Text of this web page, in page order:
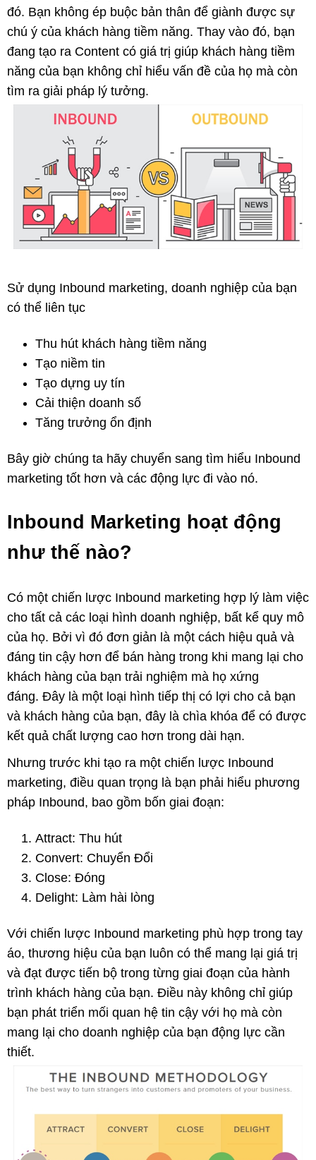
đó. Bạn không ép buộc bản thân để giành được sự
chú ý của khách hàng tiềm năng. Thay vào đó, bạn
đang tạo ra Content có giá trị giúp khách hàng tiềm
năng của bạn không chỉ hiểu vấn đề của họ mà còn
tìm ra giải pháp lý tưởng.
Sử dụng Inbound marketing, doanh nghiệp của bạn
có thể liên tục
Thu hút khách hàng tiềm năng
Tạo niềm tin
Tạo dựng uy tín
Cải thiện doanh số
Tăng trưởng ổn định
Bây giờ chúng ta hãy chuyển sang tìm hiểu Inbound
marketing tốt hơn và các động lực đi vào nó.
Inbound Marketing hoạt động
như thế nào?
Có một chiến lược Inbound marketing hợp lý làm việc
cho tất cả các loại hình doanh nghiệp, bất kể quy mô
của họ. Bởi vì đó đơn giản là một cách hiệu quả và
đáng tin cậy hơn để bán hàng trong khi mang lại cho
khách hàng của bạn trải nghiệm mà họ xứng
đáng. Đây là một loại hình tiếp thị có lợi cho cả bạn
và khách hàng của bạn, đây là chìa khóa để có được
kết quả chất lượng cao hơn trong dài hạn.
Nhưng trước khi tạo ra một chiến lược Inbound
marketing, điều quan trọng là bạn phải hiểu phương
pháp Inbound, bao gồm bốn giai đoạn:
Attract: Thu hút
Convert: Chuyển Đổi
Close: Đóng
Delight: Làm hài lòng
Với chiến lược Inbound marketing phù hợp trong tay
áo, thương hiệu của bạn luôn có thể mang lại giá trị
và đạt được tiến bộ trong từng giai đoạn của hành
trình khách hàng của bạn. Điều này không chỉ giúp
bạn phát triển mối quan hệ tin cậy với họ mà còn
mang lại cho doanh nghiệp của bạn động lực cần
thiết.